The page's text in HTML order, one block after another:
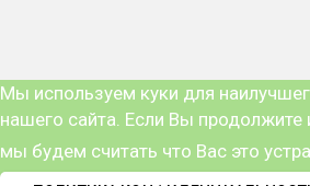
Мы используем куки для
нашего сайта. Если Вы продолжите
мы будем считать что Вас это